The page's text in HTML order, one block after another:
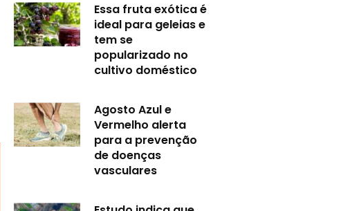
Essa fruta exótica é
ideal para geleias e
tem se
popularizado no
cultivo doméstico
Agosto Azul e
Vermelho alerta
para a prevenção
de doenças
vasculares